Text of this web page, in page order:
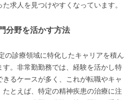
求人を見つけやすくなっています。
分野を活かす方法
診療領域に特化したキャリアを積ん
す。非常勤勤務では、経験を活かし特
るケースが多く、これが転職やキャ
たとえば、特定の精神疾患の治療に注